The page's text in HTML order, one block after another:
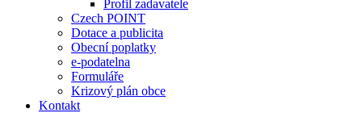
Profil zadavatele
Czech POINT
Dotace a publicita
Obecní poplatky
e-podatelna
Formuláře
Krizový plán obce
Kontakt